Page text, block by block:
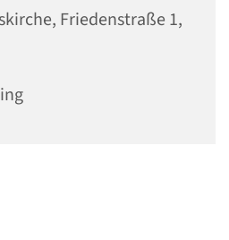
Friedenstraße 1,